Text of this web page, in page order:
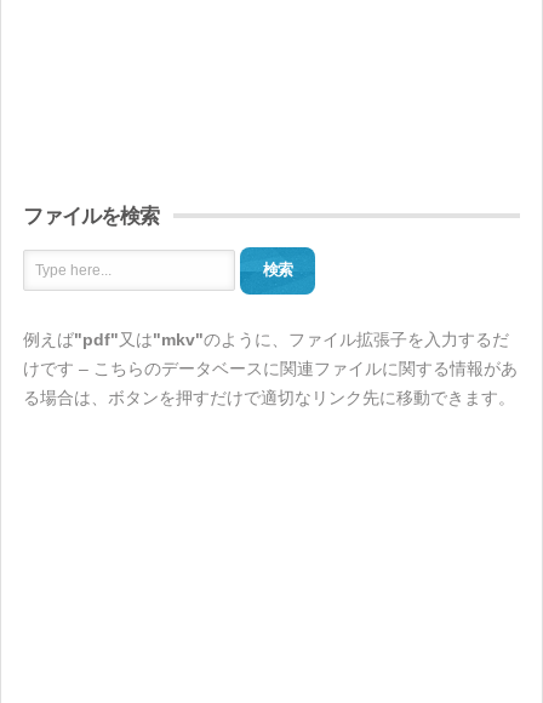
ファイルを検索
検索
例えば"pdf"又は"mkv"のように、ファイル拡張子を入力するだ
けです – こちらのデータベースに関連ファイルに関する情報があ
る場合は、ボタンを押すだけで適切なリンク先に移動できます。